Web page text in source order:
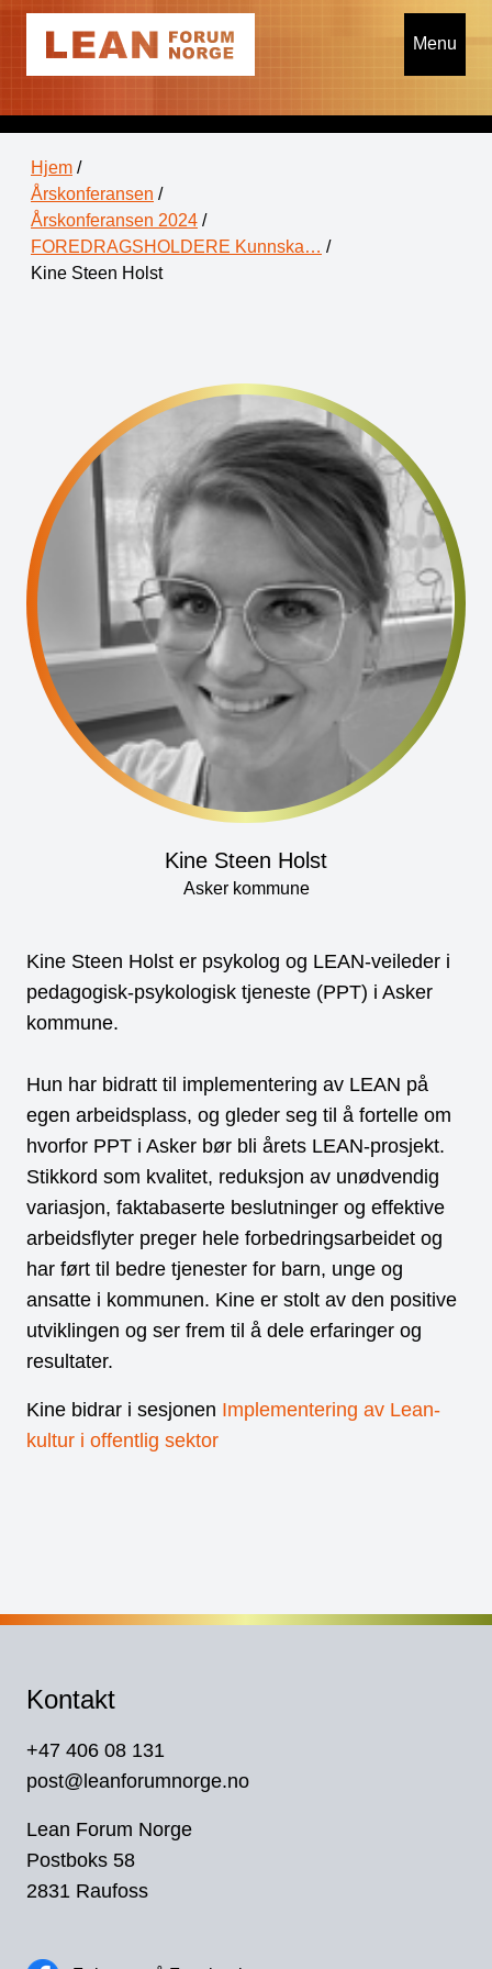
Menu
Hjem /
Årskonferansen /
Årskonferansen 2024 /
FOREDRAGSHOLDERE Kunnska… /
Kine Steen Holst
Kine Steen Holst
Asker kommune
Kine Steen Holst er psykolog og LEAN-veileder i
pedagogisk-psykologisk tjeneste (PPT) i Asker
kommune.
Hun har bidratt til implementering av LEAN på
egen arbeidsplass, og gleder seg til å fortelle om
hvorfor PPT i Asker bør bli årets LEAN-prosjekt.
Stikkord som kvalitet, reduksjon av unødvendig
variasjon, faktabaserte beslutninger og effektive
arbeidsflyter preger hele forbedringsarbeidet og
har ført til bedre tjenester for barn, unge og
ansatte i kommunen. Kine er stolt av den positive
utviklingen og ser frem til å dele erfaringer og
resultater.
Kine bidrar i sesjonen Implementering av Lean-
kultur i offentlig sektor
Kontakt
+47 406 08 131
post@leanforumnorge.no
Lean Forum Norge
Postboks 58
2831 Raufoss